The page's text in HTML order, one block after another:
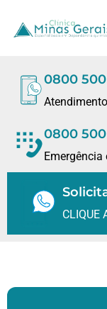
0800
0800
Emergência
CLIQUE